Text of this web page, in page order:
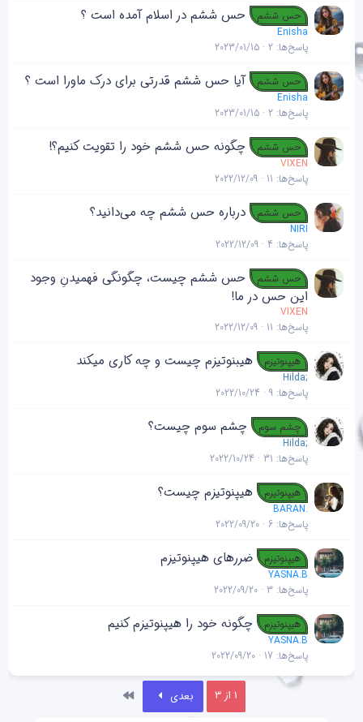
حس ششم حس ششم در اسلام آمده است ؟
Enisha
پاسخ‌ها 2
2023/01/15
حس ششم آیا حس ششم قدرتی برای درک ماورا است ؟
Enisha
پاسخ‌ها 2
2023/01/15
حس ششم چگونه حس ششم خود را تقویت کنیم؟!
VIXEN
پاسخ‌ها 11
2022/12/09
حس ششم درباره حس ششم چه می‌دانید؟
NIRI
پاسخ‌ها 4
2022/12/09
حس ششم
حس ششم چیست، چگونگی فهمیدنِ وجود
این حس در ما!
VIXEN
پاسخ‌ها 11
2022/12/09
هیپنوتیزم هیبنوتیزم چیست و چه کاری میکند
Hilda;
پاسخ‌ها 9
2022/10/24
چشم سوم چشم سوم چیست؟
Hilda;
پاسخ‌ها 31
2022/10/24
هیپنوتیزم هیپنوتیزم چیست؟
BARAN.
پاسخ‌ها 6
2022/09/20
هیپنوتیزم ضررهای هیپنوتیزم
YASNA.B
پاسخ‌ها 3
2022/09/20
هیپنوتیزم چگونه خود را هیپنوتیزم کنیم
YASNA.B
پاسخ‌ها 17
2022/09/20
1 از 3 بعدی